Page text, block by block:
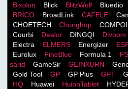
Bixolon
Blick BlitzWolf Bluedio
BRICO
BroadLink CAFELE
CHOETECH
Chunghop
Courbi
Dealor DINGQI Divoom
Electra
ELMERS Energizer
Eurolux
FineBlue Formula 1
sarid
GameSir GEINXURN
Gold Tool
GP GP Plus GPT
HQ
Huawei HuionTablet